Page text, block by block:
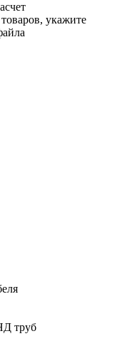
укажите
труб